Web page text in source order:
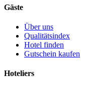
Gäste
Über uns
Qualitätsindex
Hotel finden
Gutschein kaufen
Hoteliers